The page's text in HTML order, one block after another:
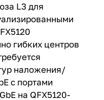
L3 для
гибких центров
наложения/
с портами
на QFX5120-